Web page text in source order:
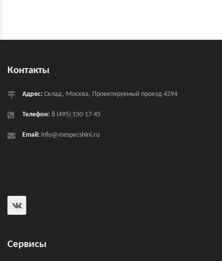
Контакты
Адрес: Склад, Москва, Проектируемый проезд 4294
Телефон: 8 (495) 150-17-45
Email: info@vsespecshini.ru
Сервисы